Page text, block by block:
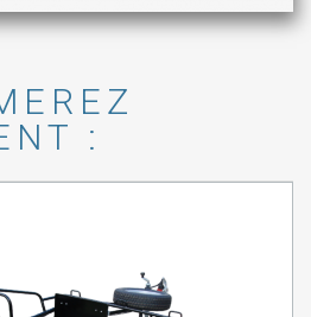
: